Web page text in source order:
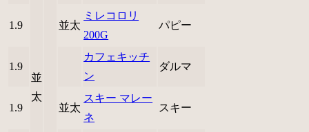
並
太
1.9 並太
ミレコロリ
200G
パピー
1.9
カフェキッチ
ン
ダルマ
1.9 並太
スキー マレー
ネ
スキー